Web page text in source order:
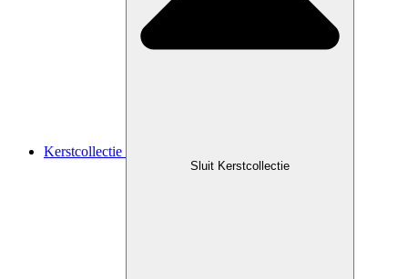
Kerstcollectie
Sluit Kerstcollectie